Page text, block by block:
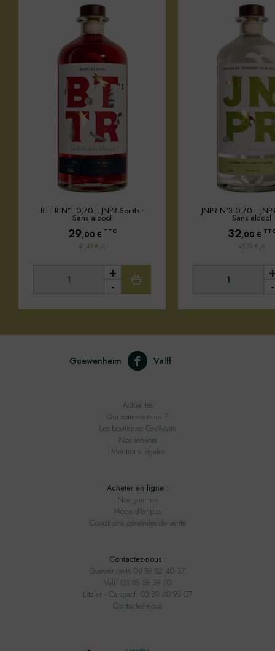
BTTR N°1 0,70 L JNPR Spirits -
Sans alcool
29,00 € TTC
41,43 € /L
-
+
JNPR N°3 0,70 L
Sans alcool
32,00 €
45,71 € /L
-
Guewenheim Valff
Actualités
Qui sommes-nous ?
Les boutiques Cav'Adam
Nos services
Mentions légales
Acheter en ligne :
Nos gammes
Mode d'emploi
Conditions générales de vente
Contactez-nous :
Guewenheim 03 89 82 40 37
Valff 03 88 58 59 70
Litzler - Carspach 03 89 40 93 07
Contactez-nous